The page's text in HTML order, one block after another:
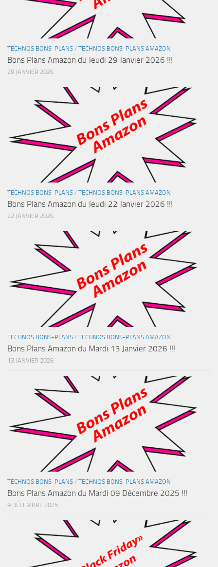
TECHNOS BONS-PLANS / TECHNOS BONS-PLANS AMAZON
Bons Plans Amazon du Jeudi 29 Janvier 2026 !!!
29 JANVIER 2026
TECHNOS BONS-PLANS / TECHNOS BONS-PLANS AMAZON
Bons Plans Amazon du Jeudi 22 Janvier 2026 !!!
22 JANVIER 2026
TECHNOS BONS-PLANS / TECHNOS BONS-PLANS AMAZON
Bons Plans Amazon du Mardi 13 Janvier 2026 !!!
13 JANVIER 2026
TECHNOS BONS-PLANS / TECHNOS BONS-PLANS AMAZON
Bons Plans Amazon du Mardi 09 Décembre 2025 !!!
9 DÉCEMBRE 2025